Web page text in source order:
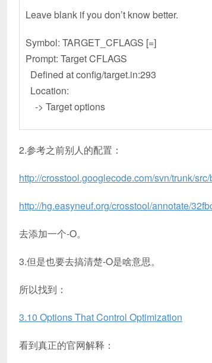
Leave blank if you don’t know better.
Symbol:
Prompt: Target CFLAGS
Defined at config/target.in:293
Location:
-> Target options
2.参考之前别人的配置：
http://crosstool.googlecode.com/svn/trunk/
http://hg.easyneuf.org/crosstool/annotate/
去添加一个-O。
3.但是也要去搞清楚-O是啥意思。
所以找到：
3.10 Options That Control Optimization
看到真正的官网解释：